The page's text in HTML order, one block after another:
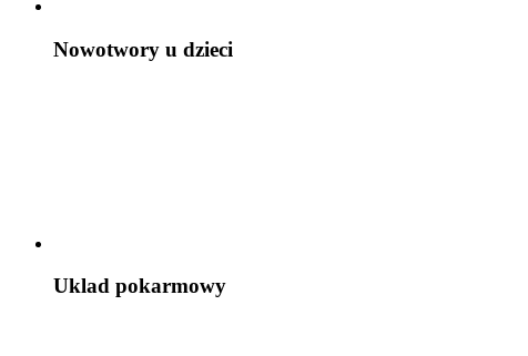
Nowotwory u dzieci
Uklad pokarmowy